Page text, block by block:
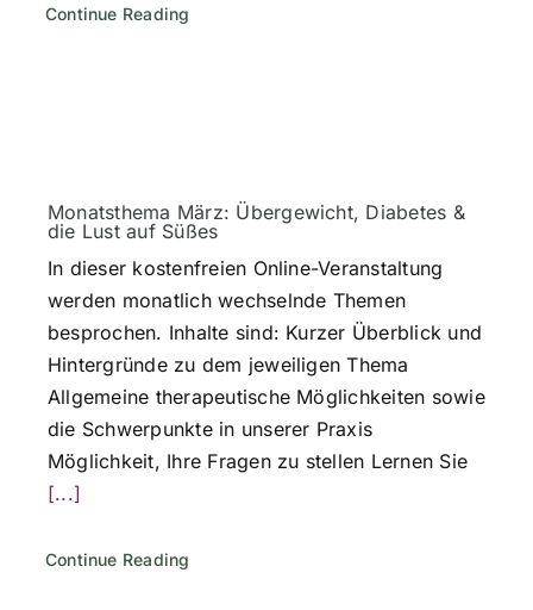
Continue Reading
Monatsthema März: Übergewicht, Diabetes &
die Lust auf Süßes
In dieser kostenfreien Online-Veranstaltung
werden monatlich wechselnde Themen
besprochen. Inhalte sind: Kurzer Überblick und
Hintergründe zu dem jeweiligen Thema
Allgemeine therapeutische Möglichkeiten sowie
die Schwerpunkte in unserer Praxis
Möglichkeit, Ihre Fragen zu stellen Lernen Sie
[...]
Continue Reading